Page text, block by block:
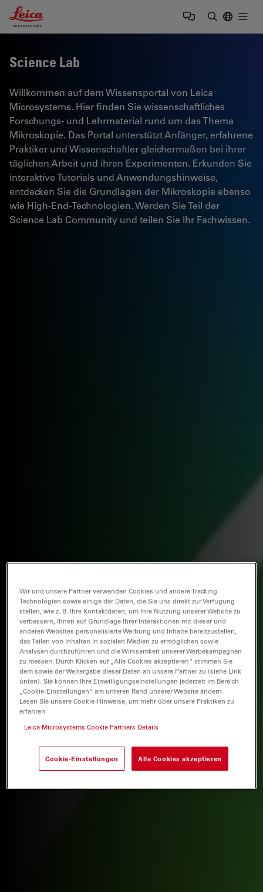
Leica Microsystems Logo
Science Lab
Willkommen auf dem Wissensportal von Leica
Microsystems. Hier finden Sie wissenschaftliches
Forschungs- und Lehrmaterial rund um das Thema
Mikroskopie. Das Portal unterstützt Anfänger, erfahrene
Praktiker und Wissenschaftler gleichermaßen bei ihrer
täglichen Arbeit und ihren Experimenten. Erkunden Sie
interaktive Tutorials und Anwendungshinweise,
entdecken Sie die Grundlagen der Mikroskopie ebenso
wie High-End-Technologien. Werden Sie Teil der
Science Lab Community und teilen Sie Ihr Fachwissen.
Wir und unsere Partner verwenden Cookies und andere Tracking-
Technologien sowie einige der Daten, die Sie uns direkt zur Verfügung
stellen, wie z. B. Ihre Kontaktdaten, um Ihre Nutzung unserer Website zu
verbessern, Ihnen auf Grundlage Ihrer Interaktionen mit dieser und
anderen Websites personalisierte Werbung und Inhalte bereitzustellen,
das Teilen von Inhalten in sozialen Medien zu ermöglichen sowie
Analysen durchzuführen und die Wirksamkeit unserer Werbekampagnen
zu messen. Durch Klicken auf „Alle Cookies akzeptieren“ stimmen Sie
dem sowie der Weitergabe dieser Daten an unsere Partner zu (siehe Link
unten). Sie können Ihre Einwilligungseinstellungen jederzeit im Bereich
„Cookie-Einstellungen“ am unteren Rand unserer Website ändern.
Lesen Sie unsere Cookie-Hinweise, um mehr über unsere Praktiken zu
erfahren
Leica Microsystems Cookie Partners Details
Cookie-Einstellungen Alle Cookies akzeptieren